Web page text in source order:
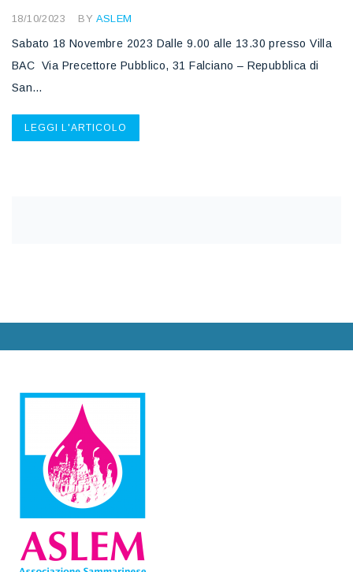
18/10/2023 BY ASLEM
Sabato 18 Novembre 2023 Dalle 9.00 alle 13.30 presso Villa
BAC Via Precettore Pubblico, 31 Falciano – Repubblica di
San…
LEGGI L'ARTICOLO